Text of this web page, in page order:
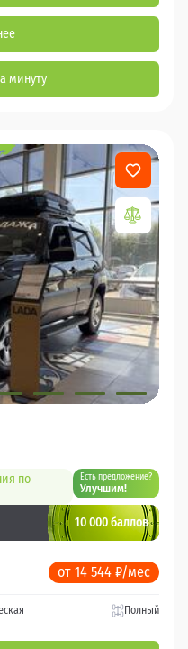
минуту
по
Есть предложение?
Улучшим!
10 000 баллов
от 14 544 ₽/мес
Полный